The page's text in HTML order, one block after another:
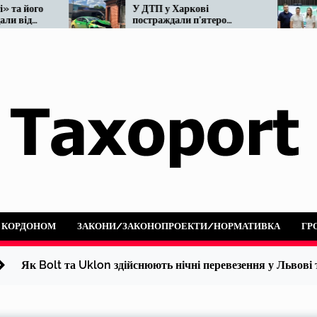
У ДТП у Харкові
постраждали п’ятеро
людей: не розминулися
КОРДОНОМ ЗАКОНИ/ЗАКОНОПРОЕКТИ/НОРМАТИВКА
Як Bolt та Uklon здійснюють нічні перевезення у